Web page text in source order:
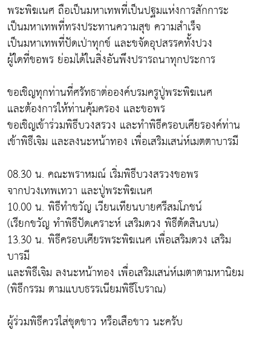
พระพิฆเนศ ถือเป็นมหาเทพที่เป็นปฐมแห่งการสักการะ
เป็นมหาเทพที่ทรงประทานความสุข ความสำเร็จ
เป็นมหาเทพที่ปัดเป่าทุกข์ และขจัดอุปสรรคทั้งปวง
ผู้ใดที่ขอพร ย่อมได้ในสิ่งอันพึงปรารถนาทุกประการ
ขอเชิญทุกท่านที่ศรัทธาต่อองค์บรมครูปู่พระพิฆเนศ
และต้องการให้ท่านคุ้มครอง และขอพร
ขอเชิญเข้าร่วมพิธีบวงสรวง และทำพิธีครอบเศียรองค์ท่าน
เข้าพิธีเจิม และลงนะหน้าทอง เพื่อเสริมเสน่ห์เมตตาบารมี
08.30 น. คณะพราหมณ์ เริ่มพิธีบวงสรวงขอพร
จากปวงเทพเทวา และปู่พระพิฆเนศ
10.00 น. พิธีทำขวัญ เวียนเทียนบายศรีสมโภชน์
(เรียกขวัญ ทำพิธีปัดเคราะห์ เสริมดวง พิธีตัดสินบน)
13.30 น. พิธีครอบเศียรพระพิฆเนศ เพื่อเสริมดวง เสริม
บารมี
และพิธีเจิม ลงนะหน้าทอง เพื่อเสริมเสน่ห์เมตาตามหานิยม
(พิธีกรรม ตามแบบธรรเนียมพิธีโบราณ)
ผู้ร่วมพิธีควรใส่ชุดขาว หรือเสือขาว นะครับ